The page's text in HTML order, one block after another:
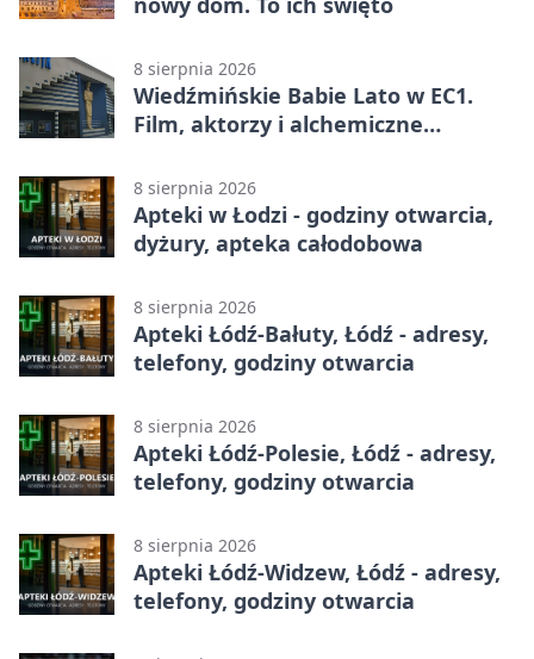
8 sierpnia 2026
Wiedźmińskie Babie Lato w EC1.
Film, aktorzy i alchemiczne
8 sierpnia 2026
Apteki w Łodzi - godziny otwarcia,
dyżury, apteka całodobowa
8 sierpnia 2026
Apteki Łódź-Bałuty, Łódź - adresy,
telefony, godziny otwarcia
8 sierpnia 2026
Apteki Łódź-Polesie, Łódź - adresy,
telefony, godziny otwarcia
8 sierpnia 2026
Apteki Łódź-Widzew, Łódź - adresy,
telefony, godziny otwarcia